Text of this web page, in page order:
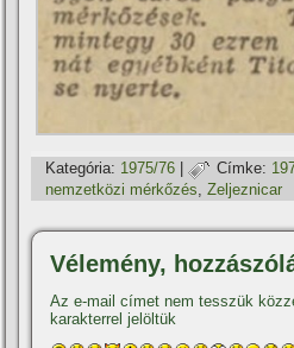
Kategória: 1975/76 | Címke:
nemzetközi mérkőzés,Zeljeznicar
Vélemény,
Az e-mail címet nem tesszük
karakterrel jelöltük